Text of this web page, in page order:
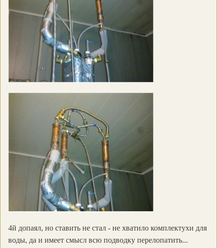
4й допаял, но ставить не стал - не хватило комплектухи для
воды, да и имеет смысл всю подводку перелопатить...